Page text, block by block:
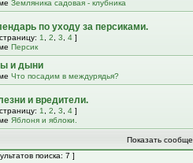
Земляника садовая - клубника
по уходу за персиками.
1 2 3 4 ]
Персик
и дыни
Что посадим в междурядья?
и вредители.
1 2 3 4 ]
Яблоня и яблоки.
Показать
поиска: 7 ]